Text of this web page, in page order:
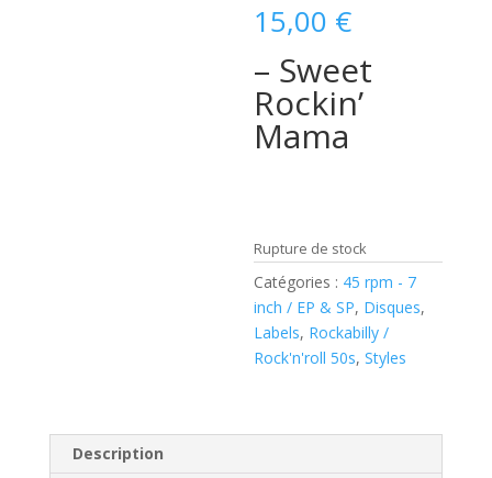
15,00 €
– Sweet
Rockin’
Mama
Rupture de stock
Catégories : 45 rpm - 7
inch / EP & SP, Disques,
Labels, Rockabilly /
Rock'n'roll 50s,Styles
Description